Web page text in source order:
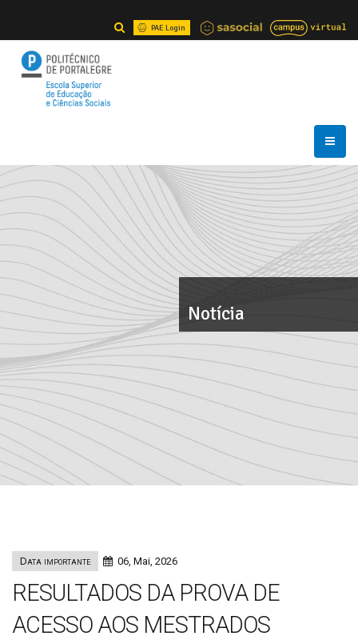
PAE Login
Notícia
Data importante 06, Mai, 2026
RESULTADOS DA PROVA DE
ACESSO AOS MESTRADOS